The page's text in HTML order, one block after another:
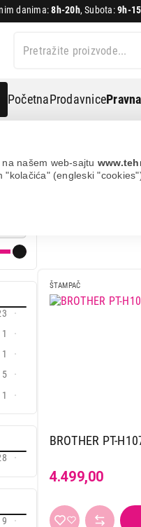
našem web-sajtu
(engleski
danima:8h-20h, Subota:9h-
PočetnaProdavnice
1
1
5
1
9
TERMALNI
ŠTAMPAČ
BROTHER PT-
4.499,00